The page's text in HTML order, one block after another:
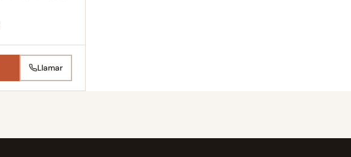
Llamar